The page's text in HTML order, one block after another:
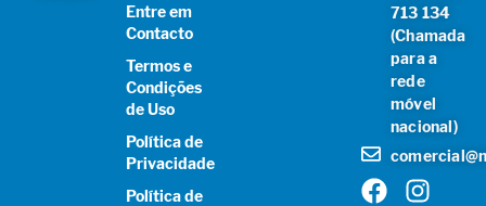
Entre em
Contacto
Termos e
Condições
de Uso
Política de
Privacidade
Política de
713 134
(Chamada
para a
rede
móvel
nacional)